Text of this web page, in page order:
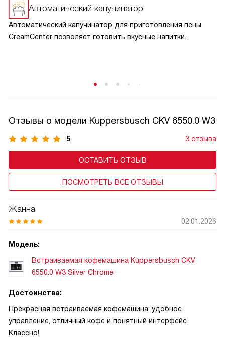
выполнит промывку водой. Это предотвращает перегрев,
сохраняет вкус кофе и продлевает срок службы.
Используйте только оригинальные средства, следуйте
инструкции и не игнорируйте напоминания — регулярная
Автоматический капучинатор
Автоматический капучинатор для приготовления пены
CreamCenter позволяет готовить вкусные напитки.
Отзывы о модели Kuppersbusch CKV 6550.0 W3
5 3 отзыва
ОСТАВИТЬ ОТЗЫВ
ПОСМОТРЕТЬ ВСЕ ОТЗЫВЫ
Жанна
02.01.2026
Модель:
Встраиваемая кофемашина Kuppersbusch CKV
6550.0 W3 Silver Chrome
Достоинства:
Прекрасная встраиваемая кофемашина: удобное
управление, отличный кофе и понятный интерфейс.
Классно!